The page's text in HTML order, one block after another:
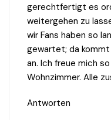
gerechtfertigt es
weitergehen zu
wir Fans haben so
gewartet; da
an. Ich freue mich
Wohnzimmer. Alle
Antworten